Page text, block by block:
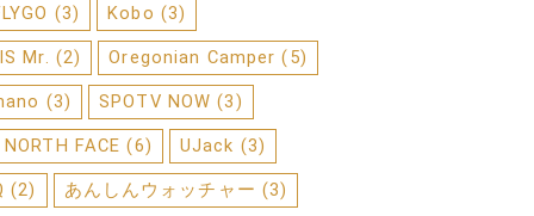
(3) Kobo (3)
Mr. (2) Oregonian Camper (5)
(3) SPOTV NOW (3)
FACE (6) UJack (3)
(2) あんしんウォッチャー (3)